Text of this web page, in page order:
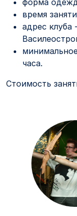
форма
время
адрес клуба
часа.
Стоимость